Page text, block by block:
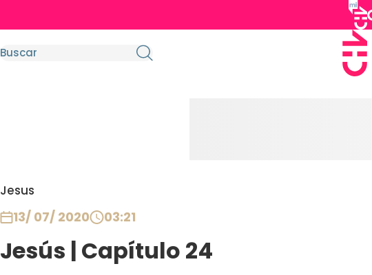
Jesus
13/ 07/ 2020 03:21
Jesús | Capítulo 24